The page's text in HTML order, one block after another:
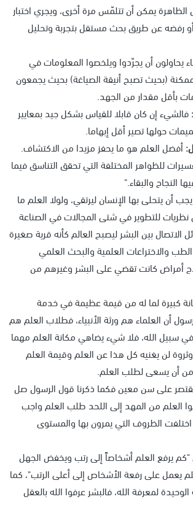
يمكن أن تتلمّس مرة أخرى، ويجري اختبار
أو رفضه عن طريق بحث مستقل بتجربة وتحليل
يحاولون أن يجرّدوا ويلخصوا المعلومات في
(بحيث تصبح أنيقة الصياغة) بحيث يجمعون
بأقل مقدار من الجهد.
فالشيء إن كان قابلا للقياس بشكل جيد بمعايير
حولها تصير أقل إبهاما.
أفضل العلم هو ما يحفز مزيدا من الاكتشاف.
للظواهر المختلفة التي تحقق التناسق فيما
النجاح والبقاء."
أن يتحلى بها الإنسان ليرتقي، ولولا العلم ما
نظريات للتطوير في شتى المجالات في الصناعة
الاتصال بين البشر ليصبح العالم كأنه قرية صغيرة
والاختراعات العلمية والبحث العلمي
أمراض كانت تقضي على البشر وغيرهم من
كبيرة لما له من قيمة عظيمة في خدمة
أن العلماء هم ورثة الأنبياء، فطلاب العلم هم
سبيل الله، فلا شيء يضاهي مكانة العلم مهما
لن يغنيه كل هذا عن العلم وقيمة العلم
من أن يسعى لطلب العلم.
على سن معين فكما ذكرنا قول الرسول صل
العلم من المهد إلى اللحد طلب العلم واجب
الظروف التي يمرون بها والمستوى
"كم يرفع العلم أشخاصاً إلى رتب ويخفض الجهل
يعمل على رفعة الأشخاص إلى أعلى الرتب"، كما
لمعرفة الله، فالبشر عرفوا الله بالعقل